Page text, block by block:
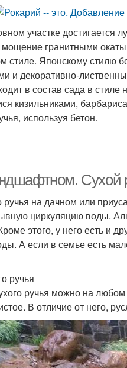
участке достигается
мощение гранитными
стиле. Японскому стилю
и декоративно-
в состав сада в
кизильниками,
используя бетон.
Сухой
ручья на дачном или
циркуляцию воды.
этого, у него есть и
А если в семье есть
ручья
ручья можно на
В отличие от него,